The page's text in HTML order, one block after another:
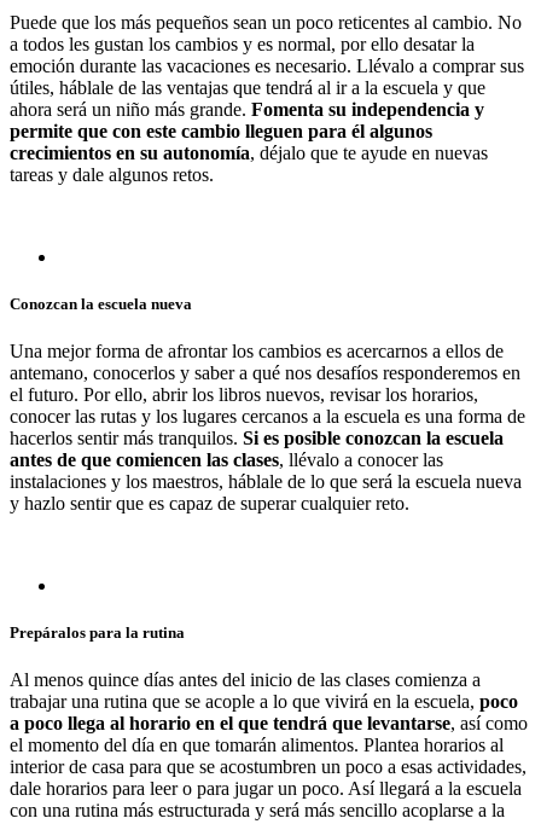
Puede que los más pequeños sean un poco reticentes al cambio. No
a todos les gustan los cambios y es normal, por ello desatar la
emoción durante las vacaciones es necesario. Llévalo a comprar sus
útiles, háblale de las ventajas que tendrá al ir a la escuela y que
ahora será un niño más grande. Fomenta su independencia y
permite que con este cambio lleguen para él algunos
crecimientos en su autonomía, déjalo que te ayude en nuevas
tareas y dale algunos retos.
Conozcan la escuela nueva
Una mejor forma de afrontar los cambios es acercarnos a ellos de
antemano, conocerlos y saber a qué nos desafíos responderemos en
el futuro. Por ello, abrir los libros nuevos, revisar los horarios,
conocer las rutas y los lugares cercanos a la escuela es una forma de
hacerlos sentir más tranquilos. Si es posible conozcan la escuela
antes de que comiencen las clases, llévalo a conocer las
instalaciones y los maestros, háblale de lo que será la escuela nueva
y hazlo sentir que es capaz de superar cualquier reto.
Prepáralos para la rutina
Al menos quince días antes del inicio de las clases comienza a
trabajar una rutina que se acople a lo que vivirá en la escuela, poco
a poco llega al horario en el que tendrá que levantarse, así como
el momento del día en que tomarán alimentos. Plantea horarios al
interior de casa para que se acostumbren un poco a esas actividades,
dale horarios para leer o para jugar un poco. Así llegará a la escuela
con una rutina más estructurada y será más sencillo acoplarse a la